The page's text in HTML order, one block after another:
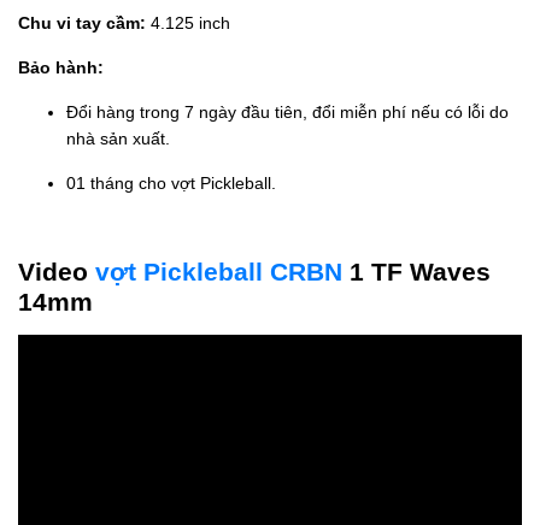
Chu vi tay cầm: 4.125 inch
Bảo hành:
Đổi hàng trong 7 ngày đầu tiên, đổi miễn phí nếu có lỗi do
nhà sản xuất.
01 tháng cho vợt Pickleball.
Video vợt Pickleball CRBN 1 TF Waves
14mm